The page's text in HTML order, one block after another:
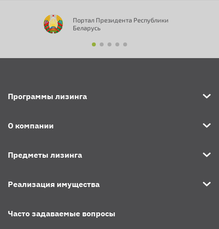
Портал Президента Республики
Беларусь
Программы лизинга
О компании
Предметы лизинга
Реализация имущества
Часто задаваемые вопросы